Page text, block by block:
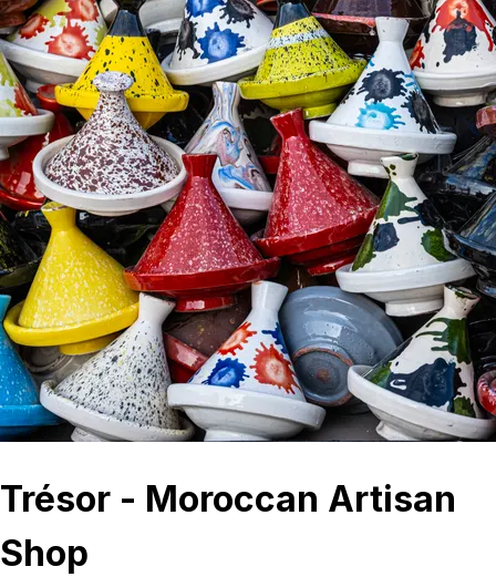
Trésor - Moroccan Artisan
Shop